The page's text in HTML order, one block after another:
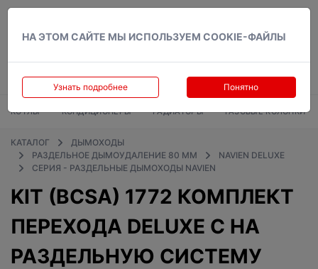
НА ЭТОМ САЙТЕ МЫ ИСПОЛЬЗУЕМ COOKIE-ФАЙЛЫ
Узнать подробнее Понятно
КОТЛЫ КОНДИЦИОНЕРЫ РАДИАТОРЫ ГАЗОВЫЕ КОЛОНКИ
КАТАЛОГ
ДЫМОХОДЫ
РАЗДЕЛЬНОЕ ДЫМОУДАЛЕНИЕ 80 ММ
NAVIEN DELUXE
СЕРИЯ - РАЗДЕЛЬНЫЕ ДЫМОХОДЫ NAVIEN
KIT (BCSA) 1772 КОМПЛЕКТ
ПЕРЕХОДА DELUXE C НА
РАЗДЕЛЬНУЮ СИСТЕМУ